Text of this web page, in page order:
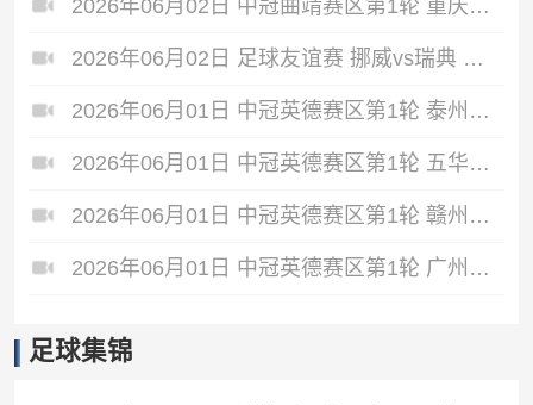
2026年06月02日 中冠曲靖赛区第1轮 重庆瀚达 VS 贵州飞鹰 全场录像
2026年06月02日 足球友谊赛 挪威vs瑞典 全场录像
2026年06月01日 中冠英德赛区第1轮 泰州早茶黑马 VS 中国澳门U23 全场录像
2026年06月01日 中冠英德赛区第1轮 五华华京 VS 广州联增城澳体 全场录像
2026年06月01日 中冠英德赛区第1轮 赣州红星 VS 盐城东台安贝斯 全场录像
2026年06月01日 中冠英德赛区第1轮 广州黄埔志诚 VS 广东晨星创尔特 全场录像
足球集锦